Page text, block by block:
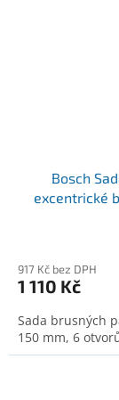
Bosch
excentrické
917 Kč bez DPH
1 110 Kč
Sada brusných
150 mm, 6